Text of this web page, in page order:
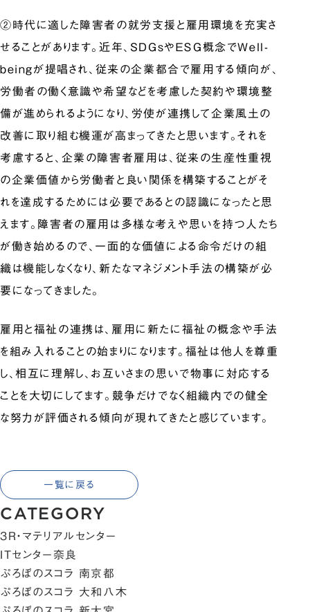
CATEGORY
3R・マテリアルセンター
ITセンター奈良
ぷろぼのスコラ 南京都
ぷろぼのスコラ 大和八木
②時代に適した障害者の就労支援と雇用環境を充実さ
せることがあります。近年、SDGｓやＥＳＧ概念でWell-
beingが提唱され、従来の企業都合で雇用する傾向が、
労働者の働く意識や希望などを考慮した契約や環境整
備が進められるようになり、労使が連携して企業風土の
改善に取り組む機運が高まってきたと思います。それを
考慮すると、企業の障害者雇用は、従来の生産性重視
の企業価値から労働者と良い関係を構築することがそ
れを達成するためには必要であるとの認識になったと思
えます。障害者の雇用は多様な考えや思いを持つ人たち
が働き始めるので、一面的な価値による命令だけの組
織は機能しなくなり、新たなマネジメント手法の構築が必
要になってきました。
雇用と福祉の連携は、雇用に新たに福祉の概念や手法
を組み入れることの始まりになります。福祉は他人を尊重
し、相互に理解し、お互いさまの思いで物事に対応する
ことを大切にしてます。競争だけでなく組織内での健全
な努力が評価される傾向が現れてきたと感じています。
一覧に戻る